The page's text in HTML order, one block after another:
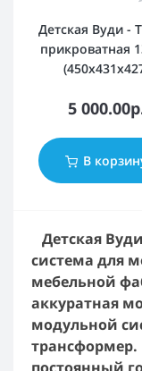
Детская Вуди -
прикроватная
5
В
Детская
система для
мебельной
аккуратная
модульной